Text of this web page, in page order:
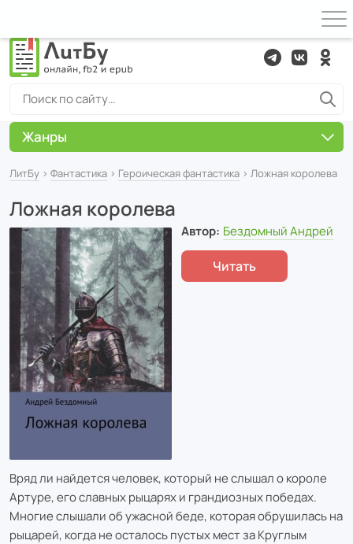
ЛитБу › Фантастика › Героическая фантастика › Ложная королева
Ложная королева
Автор: Бездомный Андрей
Читать
Вряд ли найдется человек, который не слышал о короле
Артуре, его славных рыцарях и грандиозных победах.
Многие слышали об ужасной беде, которая обрушилась на
рыцарей, когда не осталось пустых мест за Круглым
Жанры